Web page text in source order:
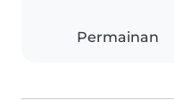
Permainan